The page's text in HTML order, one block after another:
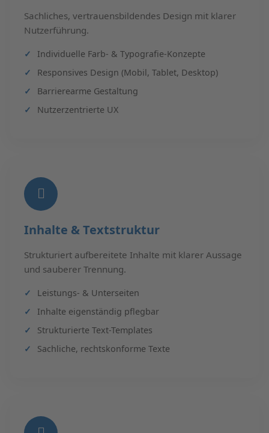
Sachliches, vertrauensbildendes Design mit klarer
Nutzerführung.
Individuelle Farb- & Typografie-Konzepte
Responsives Design (Mobil, Tablet, Desktop)
Barrierearme Gestaltung
Nutzerzentrierte UX
Inhalte & Textstruktur
Strukturiert aufbereitete Inhalte mit klarer Aussage
und sauberer Trennung.
Leistungs- & Unterseiten
Inhalte eigenständig pflegbar
Strukturierte Text-Templates
Sachliche, rechtskonforme Texte